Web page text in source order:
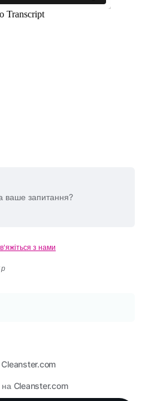
Cleanster.com
на Cleanster.com
ваше запитання?
з нами
р